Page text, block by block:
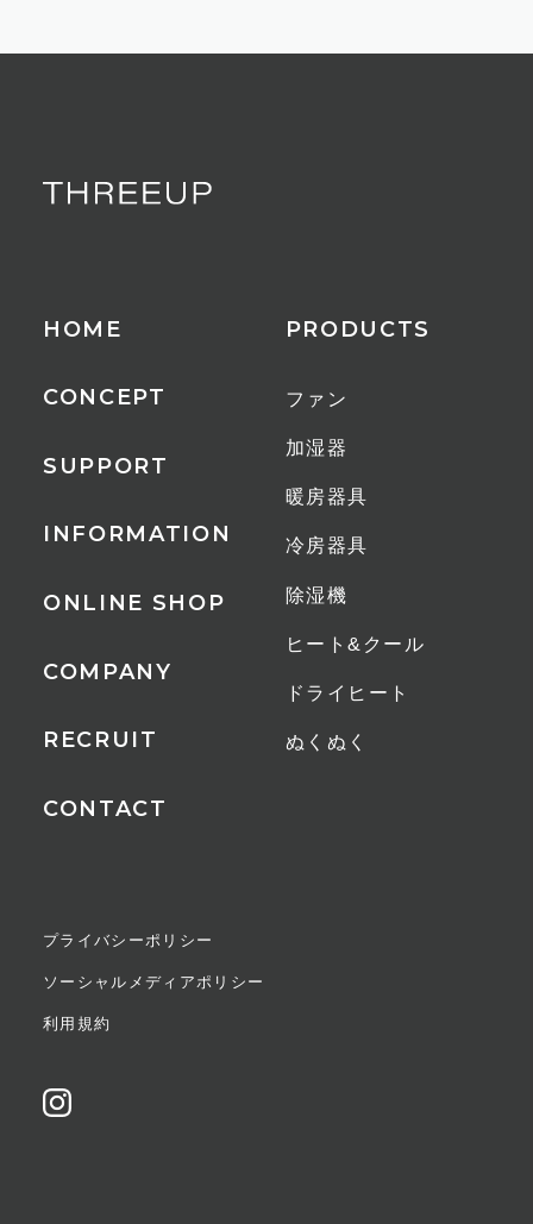
HOME
CONCEPT
SUPPORT
INFORMATION
PRODUCTS
ファン
加湿器
暖房器具
冷房器具
除湿機
ヒート&クール
ドライヒート
ぬくぬく
ONLINE SHOP
COMPANY
RECRUIT
CONTACT
プライバシーポリシー
ソーシャルメディアポリシー
利用規約